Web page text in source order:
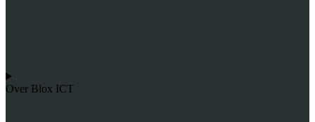
Over Blox ICT